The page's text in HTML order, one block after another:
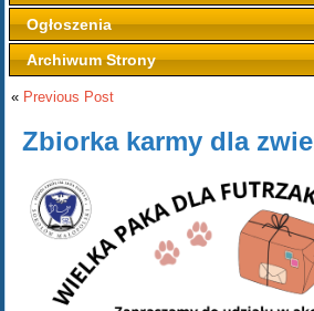
Ogłoszenia
Archiwum Strony
« Previous Post
Zbiorka karmy dla